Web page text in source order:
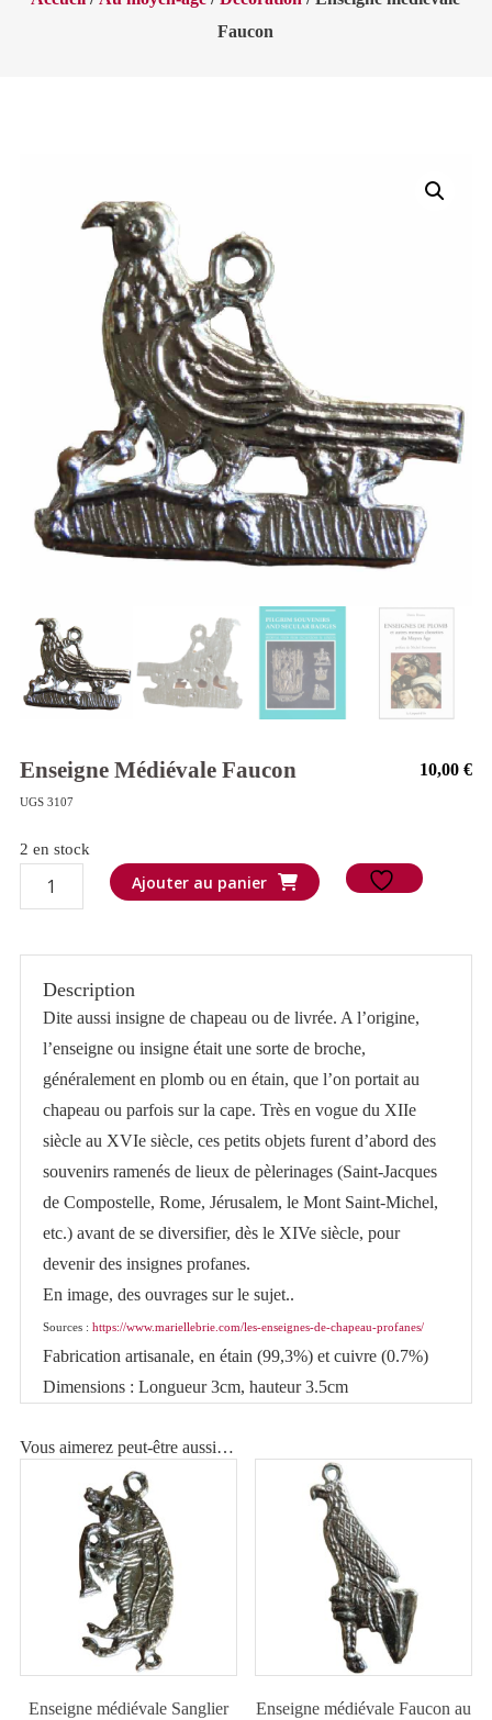
Faucon
Enseigne Médiévale Faucon 10,00€
UGS 3107
2 en stock
quantité
de
Faucon
Ajouter au panier
Description
Dite aussi insigne de chapeau ou de livrée. A l’origine,
l’enseigne ou insigne était une sorte de broche,
généralement en plomb ou en étain, que l’on portait au
chapeau ou parfois sur la cape. Très en vogue du XIIe
siècle au XVIe siècle, ces petits objets furent d’abord des
souvenirs ramenés de lieux de pèlerinages (Saint-Jacques
de Compostelle, Rome, Jérusalem, le Mont Saint-Michel,
etc.) avant de se diversifier, dès le XIVe siècle, pour
devenir des insignes profanes.
En image, des ouvrages sur le sujet..
Sources : https://www.mariellebrie.com/les-enseignes-de-chapeau-profanes/
Fabrication artisanale, en étain (99,3%) et cuivre (0.7%)
Dimensions : Longueur 3cm, hauteur 3.5cm
Vous aimerez peut-être aussi…
Enseigne médiévale Sanglier
Enseigne médiévale Faucon au